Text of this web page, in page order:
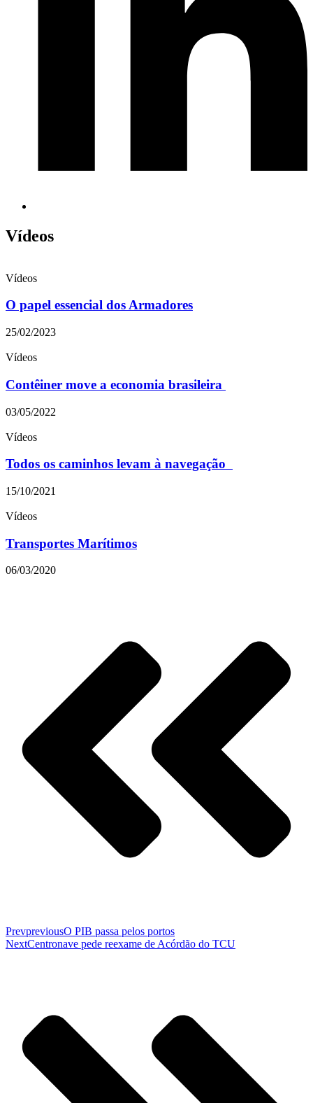
Vídeos
Vídeos
O papel essencial dos Armadores
25/02/2023
Vídeos
Contêiner move a economia brasileira
03/05/2022
Vídeos
Todos os caminhos levam à navegação
15/10/2021
Vídeos
Transportes Marítimos
06/03/2020
PrevpreviousO PIB passa pelos portos
NextCentronave pede reexame de Acórdão do TCU